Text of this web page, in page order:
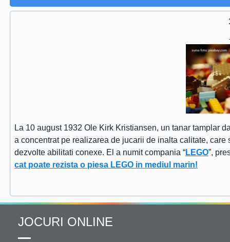
La 10 august 1932 Ole Kirk Kristiansen, un tanar tamplar
a concentrat pe realizarea de jucarii de inalta calitate,
dezvolte abilitati conexe. El a numit compania “LEGO”,
cat poate rezista o piesa LEGO in mediul marin!
JOCURI ONLINE